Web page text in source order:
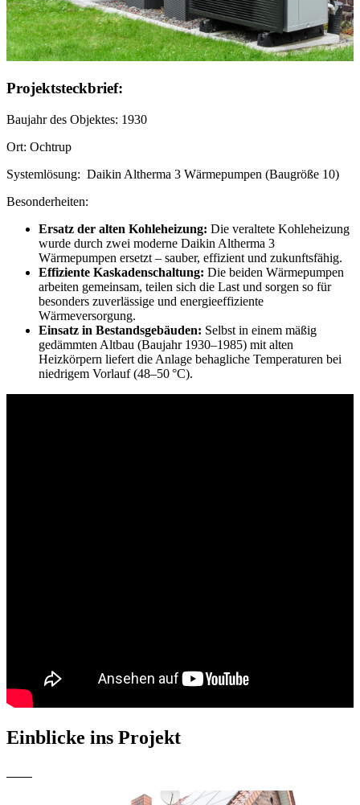
Projektsteckbrief:
Baujahr des Objektes: 1930
Ort: Ochtrup
Systemlösung: Daikin Altherma 3 Wärmepumpen (Baugröße 10)
Besonderheiten:
Ersatz der alten Kohleheizung: Die veraltete Kohleheizung
wurde durch zwei moderne Daikin Altherma 3
Wärmepumpen ersetzt – sauber, effizient und zukunftsfähig.
Effiziente Kaskadenschaltung: Die beiden Wärmepumpen
arbeiten gemeinsam, teilen sich die Last und sorgen so für
besonders zuverlässige und energieeffiziente
Wärmeversorgung.
Einsatz in Bestandsgebäuden: Selbst in einem mäßig
gedämmten Altbau (Baujahr 1930–1985) mit alten
Heizkörpern liefert die Anlage behagliche Temperaturen bei
niedrigem Vorlauf (48–50 °C).
Einblicke ins Projekt